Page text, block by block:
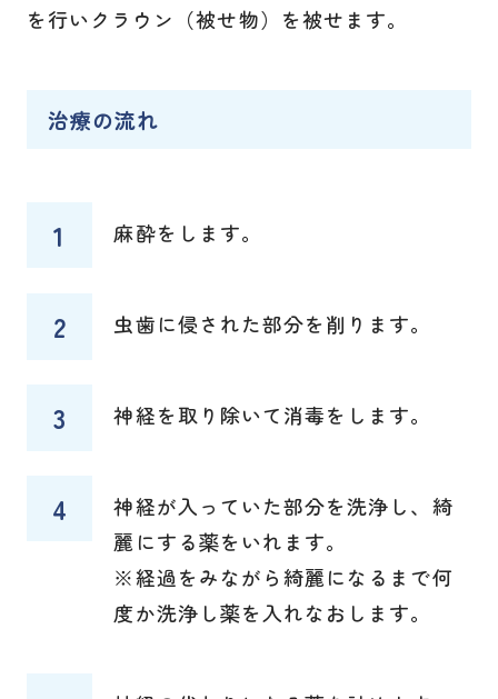
を行いクラウン（被せ物）を被せます。
治療の流れ
麻酔をします。
虫歯に侵された部分を削ります。
神経を取り除いて消毒をします。
神経が入っていた部分を洗浄し、綺
麗にする薬をいれます。
※経過をみながら綺麗になるまで何
度か洗浄し薬を入れなおします。